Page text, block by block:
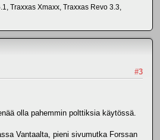
Traxxas Xmaxx, Traxxas Revo 3.3,
#3
olla pahemmin polttiksia käytössä.
Vantaalta, pieni sivumutka Forssan